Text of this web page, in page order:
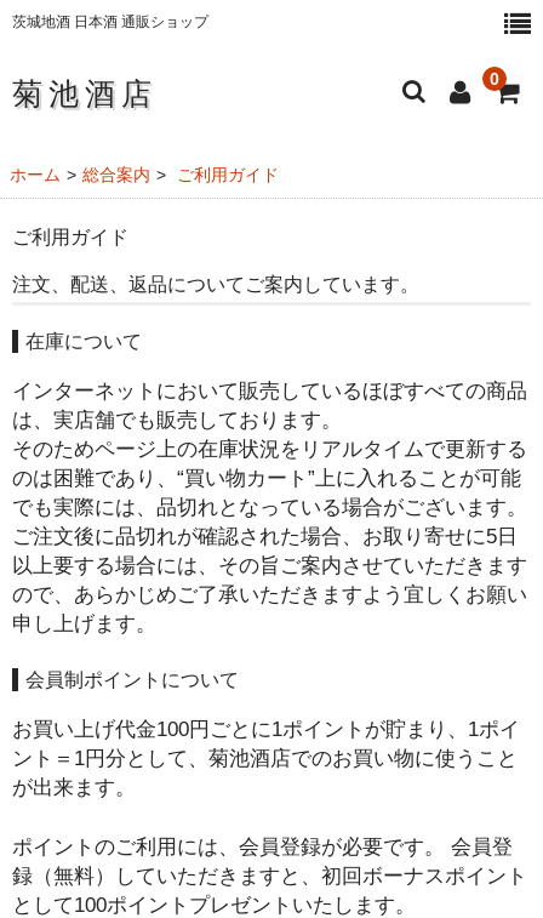
茨城地酒 日本酒 通販ショップ
菊池酒店 0
ホーム
日本酒・地酒
純米大吟醸酒
大吟醸酒
純米吟醸酒
純米酒
本醸造酒
にごり酒
普通酒
焼酎
ウイスキー
梅酒・リキュール
ワイン
食品
お問い合せ
ホーム 総合案内 ご利用ガイド
ご利用ガイド
注文、配送、返品についてご案内しています。
在庫について
インターネットにおいて販売しているほぼすべての商品
は、実店舗でも販売しております。
そのためページ上の在庫状況をリアルタイムで更新する
のは困難であり、“買い物カート”上に入れることが可能
でも実際には、品切れとなっている場合がございます。
ご注文後に品切れが確認された場合、お取り寄せに5日
以上要する場合には、その旨ご案内させていただきます
ので、あらかじめご了承いただきますよう宜しくお願い
申し上げます。
会員制ポイントについて
お買い上げ代金100円ごとに1ポイントが貯まり、1ポイ
ント＝1円分として、菊池酒店でのお買い物に使うこと
が出来ます。
ポイントのご利用には、会員登録が必要です。 会員登
録（無料）していただきますと、初回ボーナスポイント
として100ポイントプレゼントいたします。